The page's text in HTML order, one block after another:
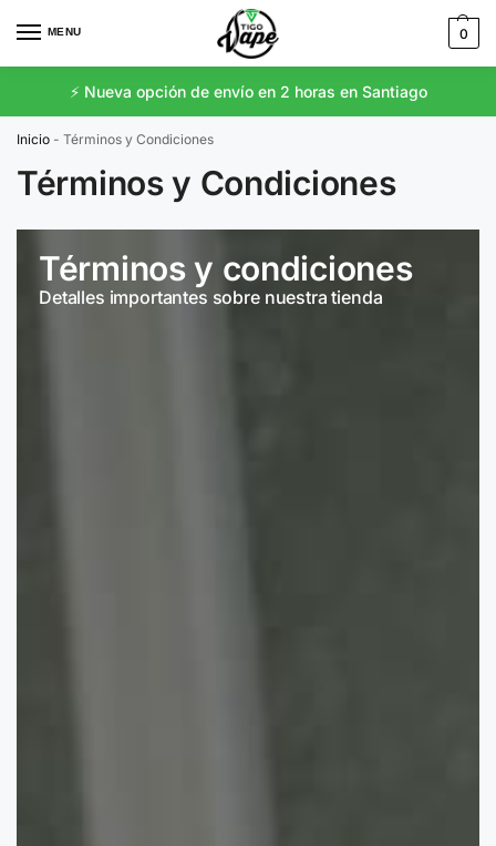
MENU 0
⚡️ Nueva opción de envío en 2 horas en Santiago
Inicio - Términos y Condiciones
Términos y Condiciones
Términos y condiciones
Detalles importantes sobre nuestra tienda